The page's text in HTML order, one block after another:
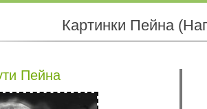
Картинки Пейна
Пейна